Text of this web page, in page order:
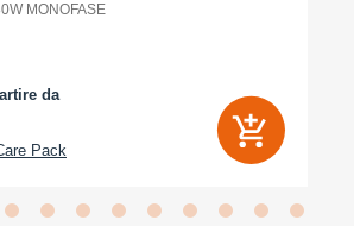
MONOFASE
da
Pack